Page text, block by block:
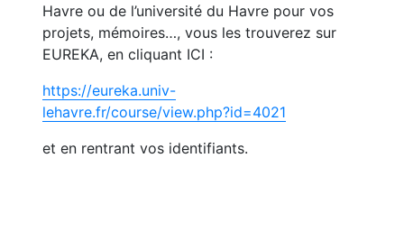
Havre ou de l’université du Havre pour vos
projets, mémoires…, vous les trouverez sur
EUREKA, en cliquant ICI :
https://eureka.univ-
lehavre.fr/course/view.php?id=4021
et en rentrant vos identifiants.